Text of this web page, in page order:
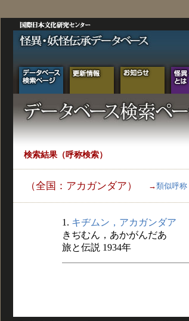
検索結果（呼称検索）
（全国：アカガンダア） →類似呼称
1. キヂムン，アカガンダア
きぢむん，あかがんだあ
旅と伝説 1934年